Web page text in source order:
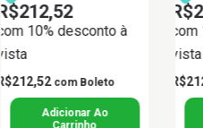
R$212,52
com 10% desconto à
vista
R$212,52 com Boleto
vista